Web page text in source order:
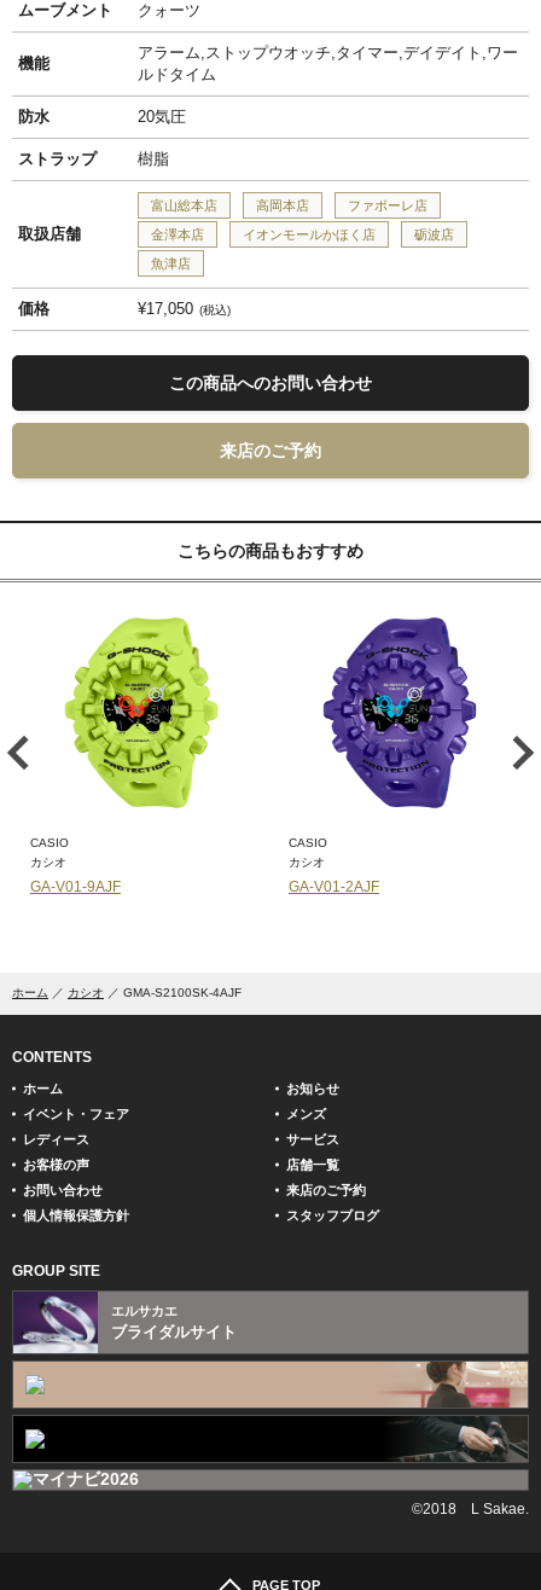
ムーブメント クォーツ
機能
アラーム,ストップウオッチ,タイマー,デイデイト,ワー
ルドタイム
防水 20気圧
ストラップ 樹脂
取扱店舗
富山総本店 高岡本店
ファボーレ店
金澤本店
イオンモールかほく店
砺波店
魚津店
価格 ¥17,050 税込
この商品へのお問い合わせ
来店のご予約
こちらの商品もおすすめ
CASIO
カシオ
GA-V01-9AJF
CASIO
カシオ
GA-V01-2AJF
ホーム カシオ GMA-S2100SK-4AJF
CONTENTS
ホーム
お知らせ
イベント・フェア
メンズ
レディース
サービス
お客様の声
店舗一覧
お問い合わせ
来店のご予約
個人情報保護方針
スタッフブログ
GROUP SITE
エルサカエ
ブライダルサイト
©2018 L Sakae.
PAGE TOP